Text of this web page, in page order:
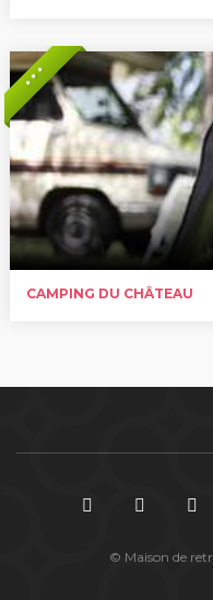
* * *
CAMPING DU CHÂTEAU
© Maison de